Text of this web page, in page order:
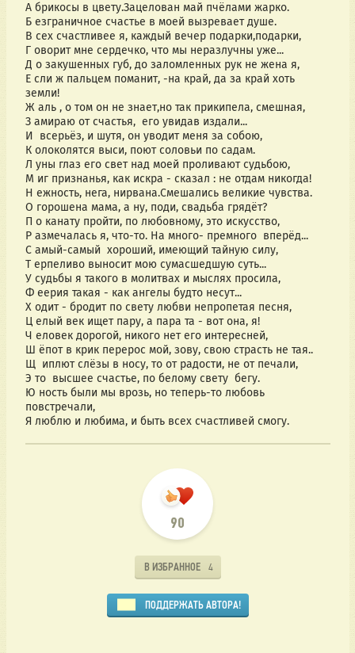
А брикосы в цвету.Зацелован май пчëлами жарко.
Б езграничное счастье в моей вызревает душе.
В сех счастливее я, каждый вечер подарки,подарки,
Г оворит мне сердечко, что мы неразлучны уже...
Д о закушенных губ, до заломленных рук не жена я,
Е сли ж пальцем поманит, -на край, да за край хоть
земли!
Ж аль , о том он не знает,но так прикипела, смешная,
З амираю от счастья,  его увидав издали...
И  всерьёз, и шутя, он уводит меня за собою,
К олоколятся выси, поют соловьи по садам.
Л уны глаз его свет над моей проливают судьбою,
М иг признанья, как искра - сказал : не отдам никогда!
Н ежность, нега, нирвана.Смешались великие чувства.
О горошена мама, а ну, поди, свадьба грядëт?
П о канату пройти, по любовному, это искусство,
Р азмечалась я, что-то. На много- премного  вперëд...
С амый-самый  хороший, имеющий тайную силу,
Т ерпеливо выносит мою сумасшедшую суть...
У судьбы я такого в молитвах и мыслях просила,
Ф еерия такая - как ангелы будто несут...
Х одит - бродит по свету любви непропетая песня,
Ц елый век ищет пару, а пара та - вот она, я!
Ч еловек дорогой, никого нет его интересней,
Ш ëпот в крик перерос мой, зову, свою страсть не тая..
Щ  иплют слëзы в носу, то от радости, не от печали,
Э то  высшее счастье, по белому свету  бегу.
Ю ность были мы врозь, но теперь-то любовь
повстречали,
Я люблю и любима, и быть всех счастливей смогу.
90
В ИЗБРАННОЕ 4
ПОДДЕРЖАТЬ АВТОРА!